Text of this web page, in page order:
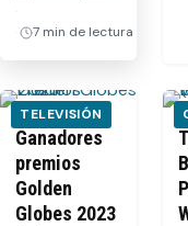
7 min de lectura
TELEVISIÓN
Ganadores
premios
Golden
Globes 2023